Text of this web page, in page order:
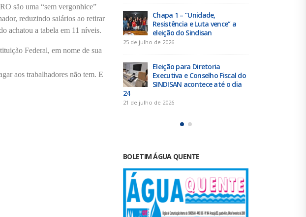
são uma “sem vergonhice”
reduzindo salários ao retirar
achatou a tabela em 11 níveis.
Federal, em nome de sua
aos trabalhadores não tem. E
Urbanitários participam de
reunião do Comitê de
Saneamento do ConCidades
de 2026
Trabalhadores da Iguá
contraproposta da empresa
Chapa 1 – “Unidade,
Resistência e Luta vence” a
eleição do Sindisan
25 de julho de 2026
Eleição para Diretoria
Executiva e Conselho Fiscal do
SINDISAN acontece até o dia
24
21 de julho de 2026
BOLETIM ÁGUA QUENTE